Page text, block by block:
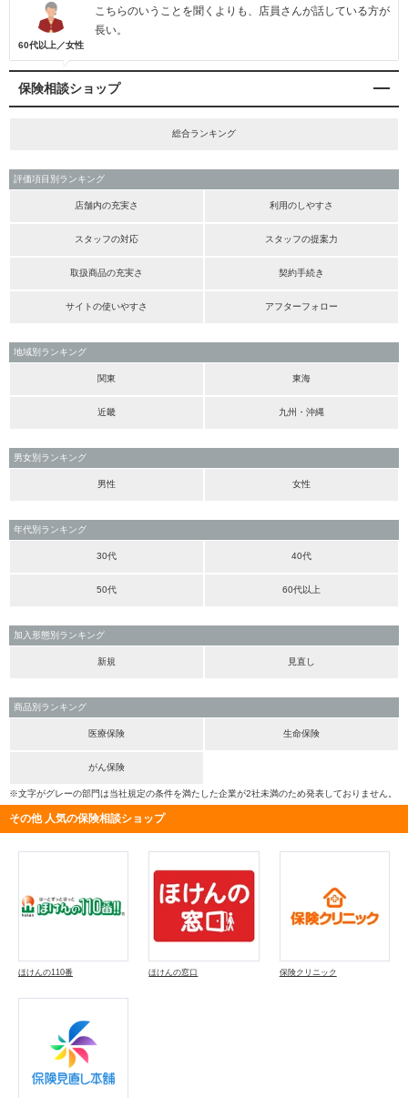
60代以上／女性
こちらのいうことを聞くよりも、店員さんが話している方が
長い。
保険相談ショップ
総合ランキング
評価項目別ランキング
店舗内の充実さ 利用のしやすさ
スタッフの対応 スタッフの提案力
取扱商品の充実さ 契約手続き
サイトの使いやすさ アフターフォロー
地域別ランキング
関東 東海
近畿 九州・沖縄
男女別ランキング
男性 女性
年代別ランキング
30代 40代
50代 60代以上
加入形態別ランキング
新規 見直し
商品別ランキング
医療保険 生命保険
がん保険
※文字がグレーの部門は当社規定の条件を満たした企業が2社未満のため発表しておりません。
その他 人気の保険相談ショップ
ほけんの110番 ほけんの窓口 保険クリニック